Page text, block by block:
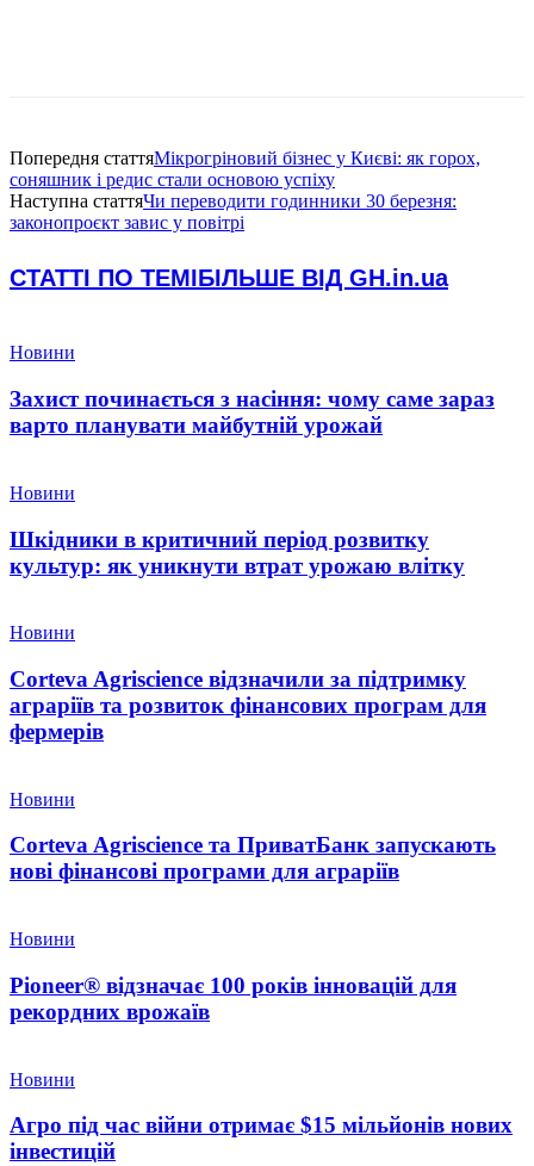
Попередня статтяМікрогріновий бізнес у Києві: як горох,
соняшник і редис стали основою успіху
Наступна статтяЧи переводити годинники 30 березня:
законопроєкт завис у повітрі
СТАТТІ ПО ТЕМІБІЛЬШЕ ВІД GH.in.ua
Новини
Захист починається з насіння: чому саме зараз
варто планувати майбутній урожай
Новини
Шкідники в критичний період розвитку
культур: як уникнути втрат урожаю влітку
Новини
Corteva Agriscience відзначили за підтримку
аграріїв та розвиток фінансових програм для
фермерів
Новини
Corteva Agriscience та ПриватБанк запускають
нові фінансові програми для аграріїв
Новини
Pioneer® відзначає 100 років інновацій для
рекордних врожаїв
Новини
Агро під час війни отримає $15 мільйонів нових
інвестицій